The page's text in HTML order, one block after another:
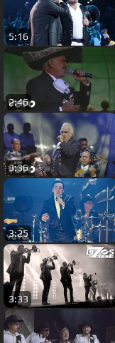
5:16
2:46
3:36
3:25
3:33